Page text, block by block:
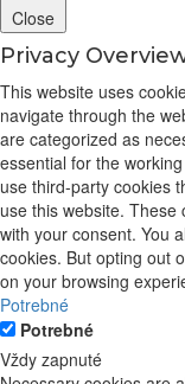
Close
Privacy
This website uses
navigate through the
are categorized as
essential for the
use third-party cookies
use this website.
with your consent. You
cookies. But opting out
on your browsing
Potrebné
Potrebné
Vždy zapnuté